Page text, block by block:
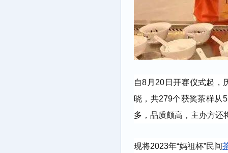
自8月20日开赛仪式起，
晓，共279个获奖茶样从
多，品质颇高，主办方还
现将2023年“妈祖杯”民间